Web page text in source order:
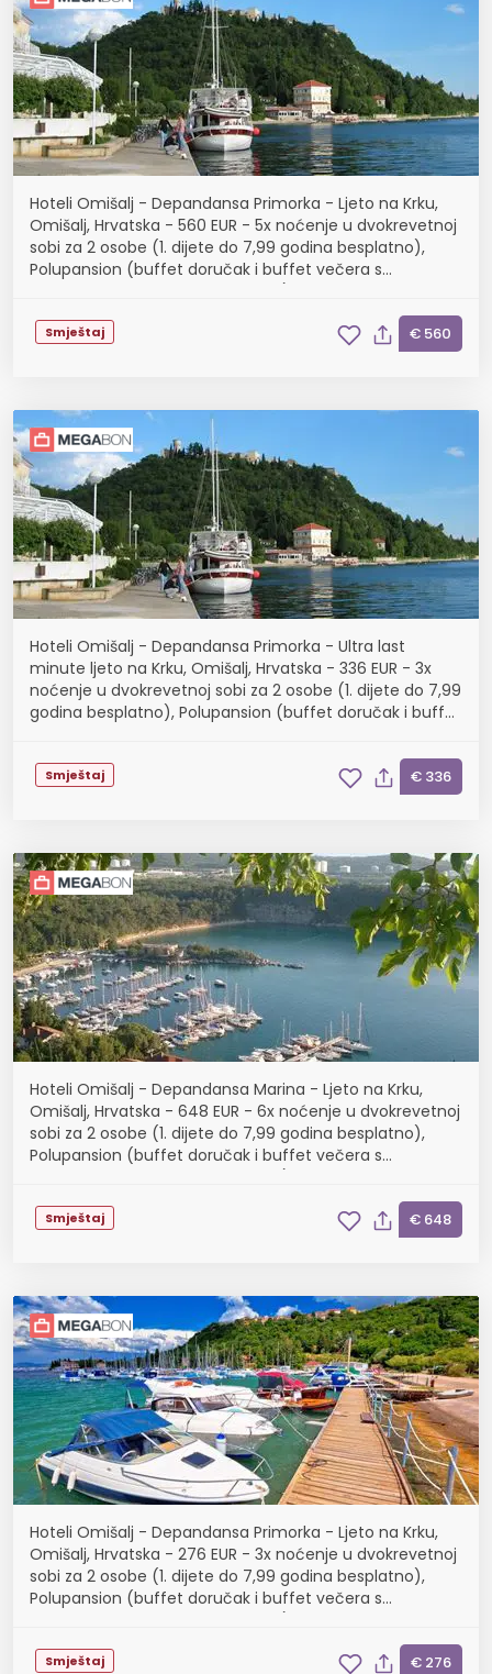
Hoteli Omišalj - Depandansa Primorka - Ljeto na Krku,
Omišalj, Hrvatska - 560 EUR - 5x noćenje u dvokrevetnoj
sobi za 2 osobe (1. dijete do 7,99 godina besplatno),
Polupansion (buffet doručak i buffet večera s
Smještaj € 560
Hoteli Omišalj - Depandansa Primorka - Ultra last
minute ljeto na Krku, Omišalj, Hrvatska - 336 EUR - 3x
noćenje u dvokrevetnoj sobi za 2 osobe (1. dijete do 7,99
godina besplatno), Polupansion (buffet doručak i buffet
Smještaj € 336
Hoteli Omišalj - Depandansa Marina - Ljeto na Krku,
Omišalj, Hrvatska - 648 EUR - 6x noćenje u dvokrevetnoj
sobi za 2 osobe (1. dijete do 7,99 godina besplatno),
Polupansion (buffet doručak i buffet večera s
Smještaj € 648
Hoteli Omišalj - Depandansa Primorka - Ljeto na Krku,
Omišalj, Hrvatska - 276 EUR - 3x noćenje u dvokrevetnoj
sobi za 2 osobe (1. dijete do 7,99 godina besplatno),
Polupansion (buffet doručak i buffet večera s
Smještaj € 276